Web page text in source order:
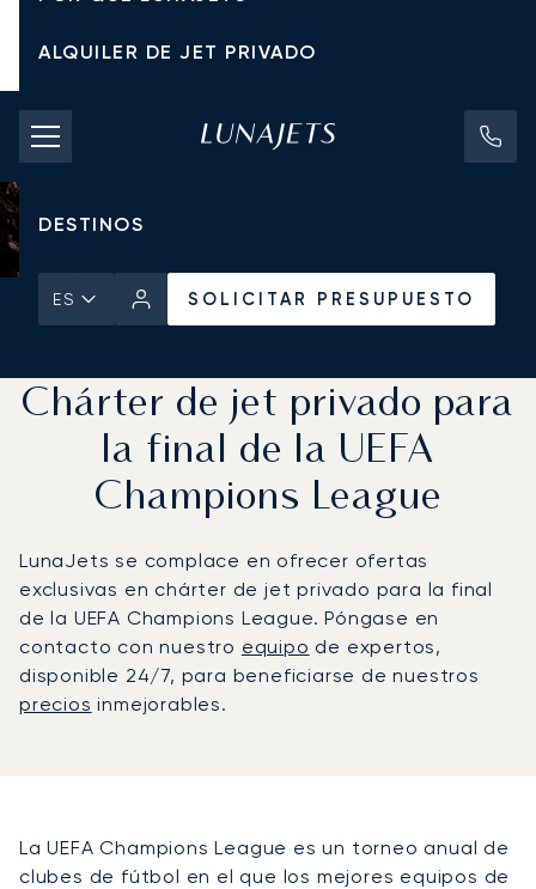
ALQUILER DE JET PRIVADO
TARIFAS DE CHÁRTER
JETS PRIVADOS
DESTINOS
ES
SOLICITAR PRESUPUESTO
SOLICITAR PRESUPUESTO
Chárter de jet privado para
la final de la UEFA
Champions League
LunaJets se complace en ofrecer ofertas
exclusivas en chárter de jet privado para la final
de la UEFA Champions League. Póngase en
contacto con nuestro equipo de expertos,
disponible 24/7, para beneficiarse de nuestros
precios inmejorables.
La UEFA Champions League es un torneo anual de
clubes de fútbol en el que los mejores equipos de